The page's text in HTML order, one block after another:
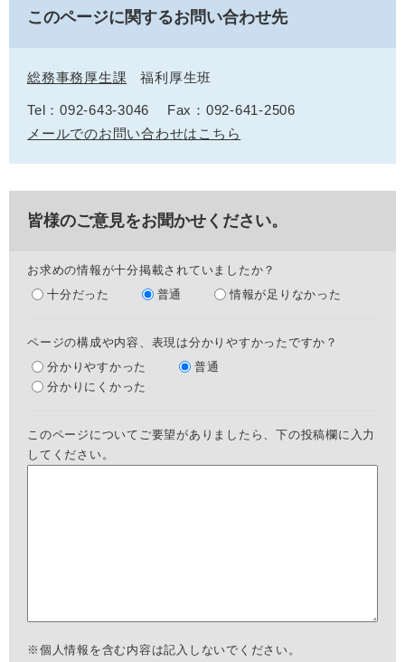
このページに関するお問い合わせ先
総務事務厚生課 福利厚生班
Tel：092-643-3046
Fax：092-641-2506
メールでのお問い合わせはこちら
皆様のご意見をお聞かせください。
お求めの情報が十分掲載されていましたか？
十分だった
普通 情報が足りなかった
ページの構成や内容、表現は分かりやすかったですか？
分かりやすかった
普通
分かりにくかった
このページについてご要望がありましたら、下の投稿欄に入力
してください。
※個人情報を含む内容は記入しないでください。